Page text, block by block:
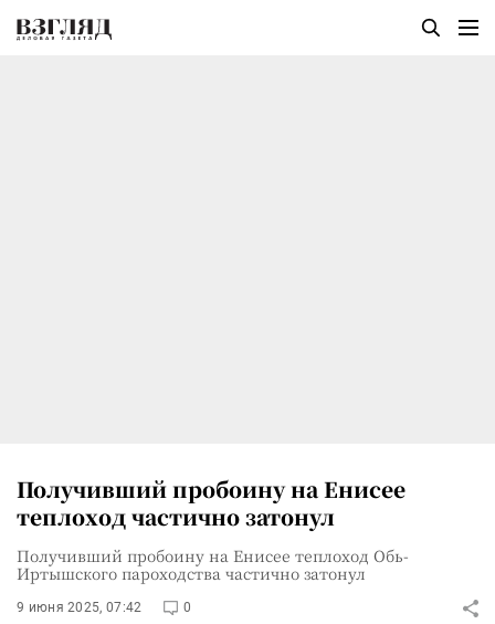
Получивший пробоину на Енисее
теплоход частично затонул
Получивший пробоину на Енисее теплоход Обь-
Иртышского пароходства частично затонул
9 июня 2025, 07:42 0